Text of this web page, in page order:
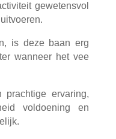
gewetensvol
is deze baan erg
wanneer het vee
ervaring,
voldoening en